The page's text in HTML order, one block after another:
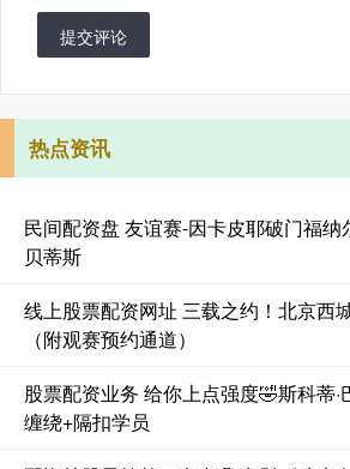
提交评论
热点资讯
民间配资盘 友谊赛-因卡皮耶破门福纳
贝蒂斯
线上股票配资网址 三载之约！北京西
（附观赛预约通道）
股票配资业务 给你上点强度🤣斯科蒂
缠绕+隔扣学员